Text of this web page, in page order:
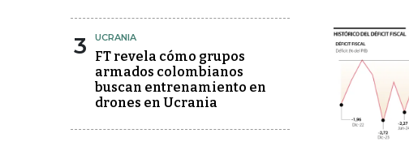
3 UCRANIA
FT revela cómo grupos
armados colombianos
buscan entrenamiento en
drones en Ucrania